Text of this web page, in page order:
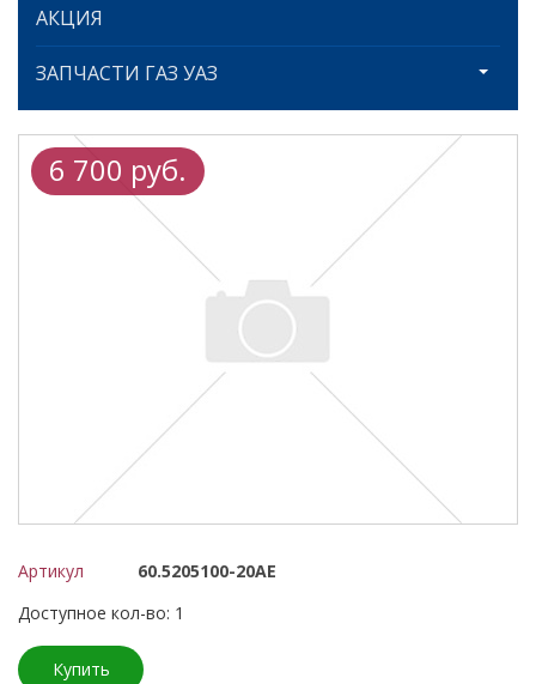
АКЦИЯ
ЗАПЧАСТИ ГАЗ УАЗ
6 700 руб.
Артикул
60.5205100-20AE
Доступное кол-во: 1
Купить